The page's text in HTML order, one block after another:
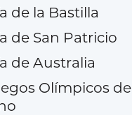
de la Bastilla
de San Patricio
de Australia
Olímpicos de